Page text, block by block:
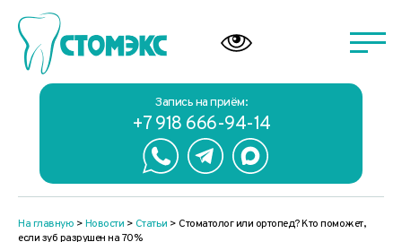
Запись на приём:
+7 918 666-94-14
На главную >Новости > Статьи > Стоматолог или ортопед? Кто поможет,
если зуб разрушен на 70%